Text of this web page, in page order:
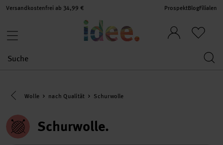
Versandkostenfrei ab 34,99 € ProspektBlogFilialen
Eine Kategorie zurück navigieren
Wolle nach Qualität Schurwolle
Schurwolle